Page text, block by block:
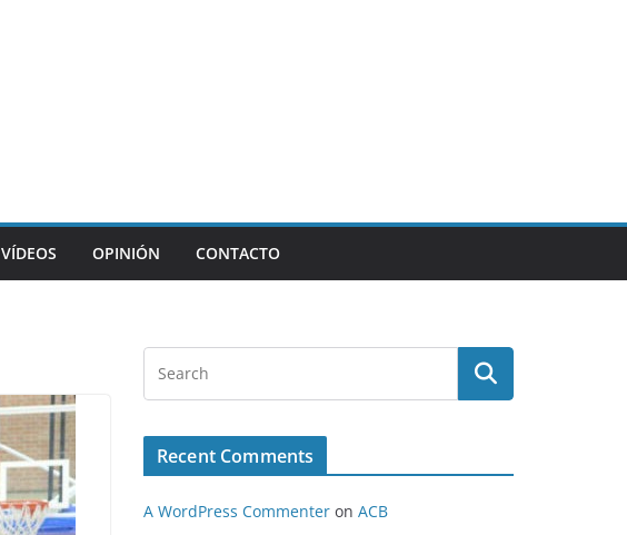
VÍDEOS OPINIÓN CONTACTO
Recent Comments
A WordPress Commenter on ACB